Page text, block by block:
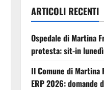
ARTICOLI RECENTI
Ospedale di Martina
protesta: sit-in
Il Comune di Martina
ERP 2026: domande